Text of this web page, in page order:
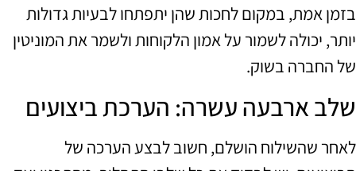
בזמן אמת, במקום לחכות שהן יתפתחו לבעיות גדולות
יותר, יכולה לשמור על אמון הלקוחות ולשמר את המוניטין
של החברה בשוק.
שלב ארבעה עשרה: הערכת ביצועים
לאחר שהשילוח הושלם, חשוב לבצע הערכה של